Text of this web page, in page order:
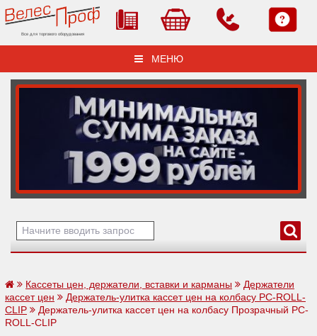
Все для торгового оборудования
МЕНЮ
Кассеты цен, держатели, вставки и карманы
Держатели
кассет цен
Держатель-улитка кассет цен на колбасу PC-ROLL-
CLIP
Держатель-улитка кассет цен на колбасу Прозрачный PC-
ROLL-CLIP